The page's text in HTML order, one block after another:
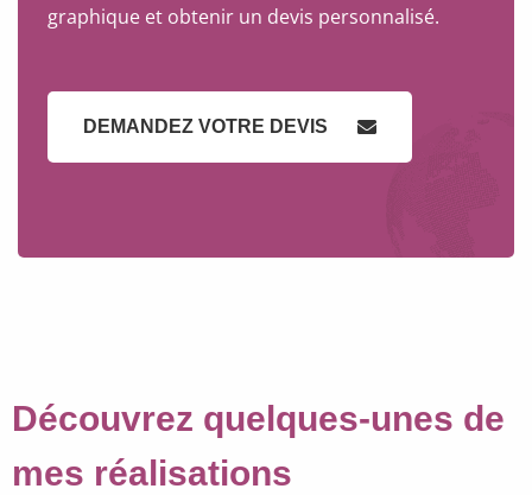
graphique et obtenir un devis personnalisé.
DEMANDEZ VOTRE DEVIS
Découvrez quelques-unes de
mes réalisations